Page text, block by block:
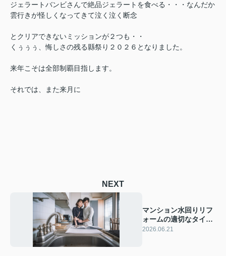
ジェラートバンビさんで絶品ジェラートを食べる・・・なんだか
雲行きが怪しくなってきて泣く泣く断念
とクリアできないミッションが２つも・・
くぅぅぅ、悔しさの残る縣祭り２０２６となりました。
来年こそは全部制覇目指します。
それでは、また来月に
NEXT
マンション水回りリフ
ォームの適切なタイミ
ングは？費用相場と進
2026.06.21